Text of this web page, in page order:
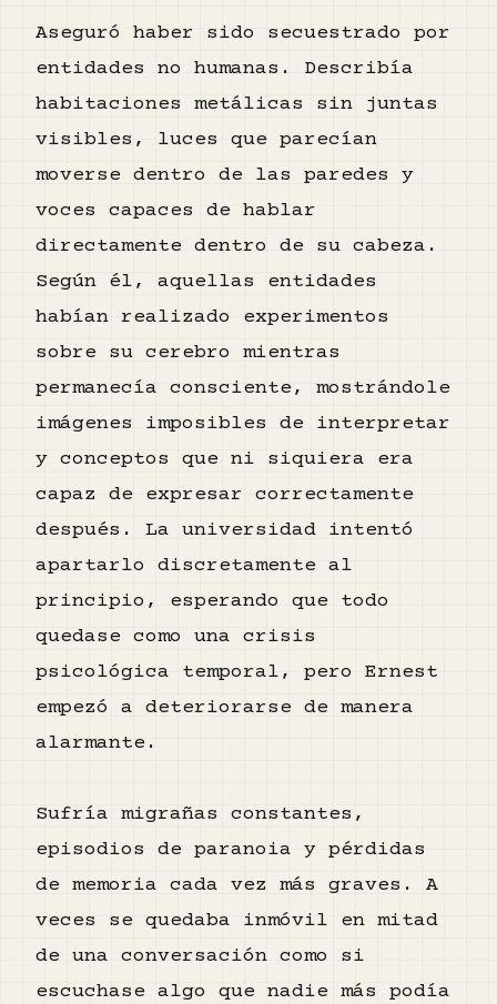
Aseguró haber sido secuestrado por
entidades no humanas. Describía
habitaciones metálicas sin juntas
visibles, luces que parecían
moverse dentro de las paredes y
voces capaces de hablar
directamente dentro de su cabeza.
Según él, aquellas entidades
habían realizado experimentos
sobre su cerebro mientras
permanecía consciente, mostrándole
imágenes imposibles de interpretar
y conceptos que ni siquiera era
capaz de expresar correctamente
después. La universidad intentó
apartarlo discretamente al
principio, esperando que todo
quedase como una crisis
psicológica temporal, pero Ernest
empezó a deteriorarse de manera
alarmante.
Sufría migrañas constantes,
episodios de paranoia y pérdidas
de memoria cada vez más graves. A
veces se quedaba inmóvil en mitad
de una conversación como si
escuchase algo que nadie más podía